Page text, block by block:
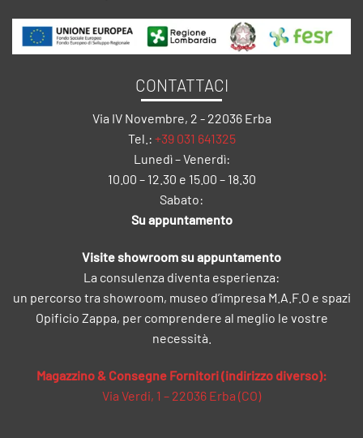
CONTATTACI
Via IV Novembre, 2 - 22036 Erba
Tel.: +39 031 641325
Lunedì – Venerdì:
10.00 – 12.30 e 15.00 – 18.30
Sabato:
Su appuntamento
Visite showroom su appuntamento
La consulenza diventa esperienza:
un percorso tra showroom, museo d’impresa M.A.F.O e spazi
Opificio Zappa, per comprendere al meglio le vostre
necessità.
Magazzino & Consegne Fornitori (indirizzo diverso):
Via Verdi, 1 – 22036 Erba (CO)